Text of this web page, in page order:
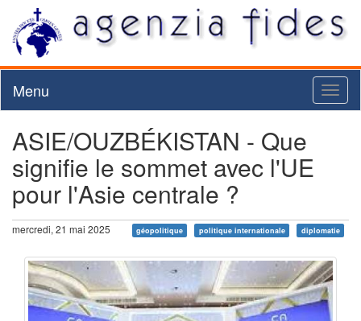
Menu
ASIE/OUZBÉKISTAN - Que
signifie le sommet avec l'UE
pour l'Asie centrale ?
mercredi, 21 mai 2025 géopolitique politique internationale diplomatie